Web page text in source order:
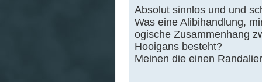
Absolut sinnlos und und
Was eine Alibihandlung,
ogische Zusammenhang
Hooigans besteht?
Meinen die einen